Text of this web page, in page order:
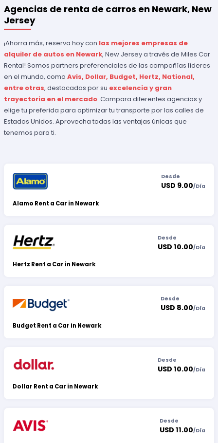
Agencias de renta de carros en Newark, New
Jersey
¡Ahorra más, reserva hoy con las mejores empresas de
alquiler de autos en Newark, New Jersey a través de Miles Car
Rental! Somos partners preferenciales de las compañías líderes
en el mundo, comoAvis, Dollar, Budget, Hertz, National,
entre otras, destacadas por su excelencia y gran
trayectoria en el mercado. Compara diferentes agencias y
elige tu preferida para optimizar tu transporte por las calles de
Estados Unidos. Aprovecha todas las ventajas únicas que
tenemos para ti.
Alamo Rent a Car in Newark
Desde
USD 9.00/Día
Hertz Rent a Car in Newark
Desde
USD 10.00/Día
Budget Rent a Car in Newark
Desde
USD 8.00/Día
Dollar Rent a Car in Newark
Desde
USD 10.00/Día
Desde
USD 11.00/Día